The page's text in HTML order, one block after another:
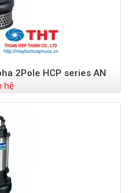
2Pole HCP series AN
hệ